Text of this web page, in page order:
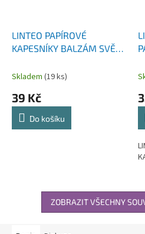
LINTEO PAPÍROVÉ
KAPESNÍKY BALZÁM SVĚŽÍ
VRSTVÝ
Skladem (19 ks)
39 Kč
Do košíku
ZOBRAZIT VŠECHNY